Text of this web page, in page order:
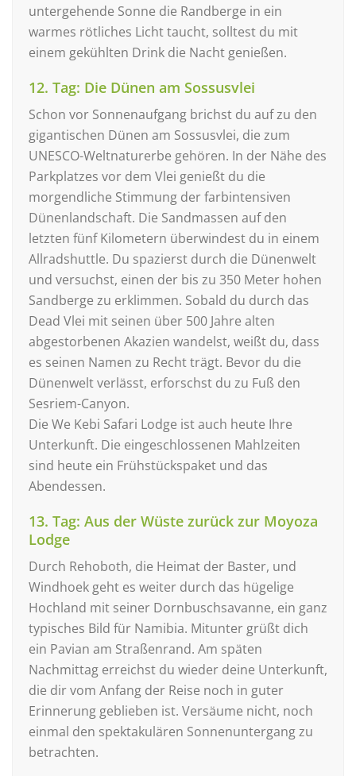
untergehende Sonne die Randberge in ein
warmes rötliches Licht taucht, solltest du mit
einem gekühlten Drink die Nacht genießen.
12. Tag: Die Dünen am Sossusvlei
Schon vor Sonnenaufgang brichst du auf zu den
gigantischen Dünen am Sossusvlei, die zum
UNESCO-Weltnaturerbe gehören. In der Nähe des
Parkplatzes vor dem Vlei genießt du die
morgendliche Stimmung der farbintensiven
Dünenlandschaft. Die Sandmassen auf den
letzten fünf Kilometern überwindest du in einem
Allradshuttle. Du spazierst durch die Dünenwelt
und versuchst, einen der bis zu 350 Meter hohen
Sandberge zu erklimmen. Sobald du durch das
Dead Vlei mit seinen über 500 Jahre alten
abgestorbenen Akazien wandelst, weißt du, dass
es seinen Namen zu Recht trägt. Bevor du die
Dünenwelt verlässt, erforschst du zu Fuß den
Sesriem-Canyon.
Die We Kebi Safari Lodge ist auch heute Ihre
Unterkunft. Die eingeschlossenen Mahlzeiten
sind heute ein Frühstückspaket und das
Abendessen.
13. Tag: Aus der Wüste zurück zur Moyoza
Lodge
Durch Rehoboth, die Heimat der Baster, und
Windhoek geht es weiter durch das hügelige
Hochland mit seiner Dornbuschsavanne, ein ganz
typisches Bild für Namibia. Mitunter grüßt dich
ein Pavian am Straßenrand. Am späten
Nachmittag erreichst du wieder deine Unterkunft,
die dir vom Anfang der Reise noch in guter
Erinnerung geblieben ist. Versäume nicht, noch
einmal den spektakulären Sonnenuntergang zu
betrachten.